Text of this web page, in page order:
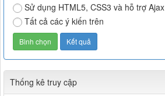
Sử dụng HTML5, CSS3 và hỗ trợ Ajax
Tất cả các ý kiến trên
Thống kê truy cập